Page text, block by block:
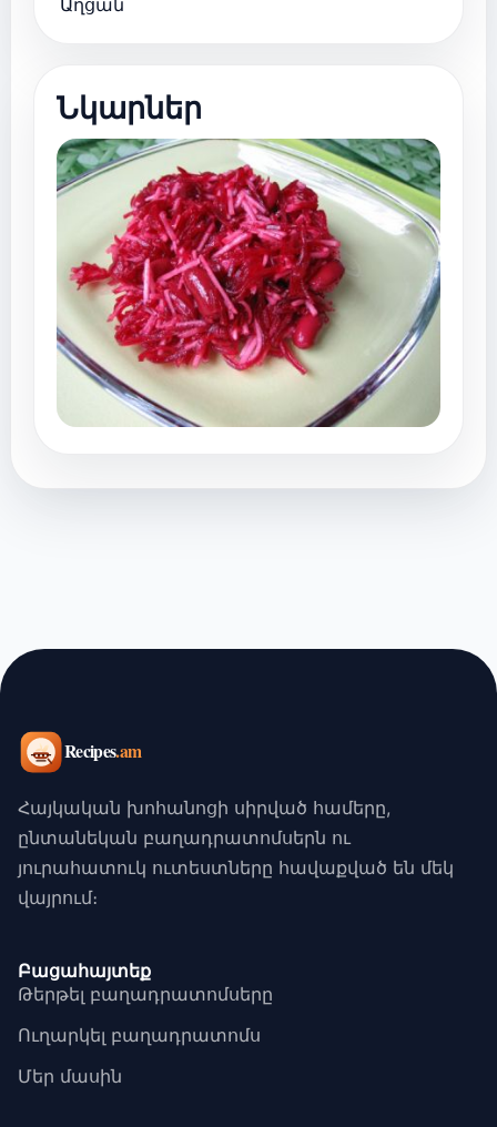
Նկարներ
Հայկական խոհանոցի սիրված համերը,
ընտանեկան բաղադրատոմսերն ու
յուրահատուկ ուտեստները հավաքված են մեկ
վայրում։
Բացահայտեք
Թերթել բաղադրատոմսերը
Ուղարկել բաղադրատոմս
Մեր մասին